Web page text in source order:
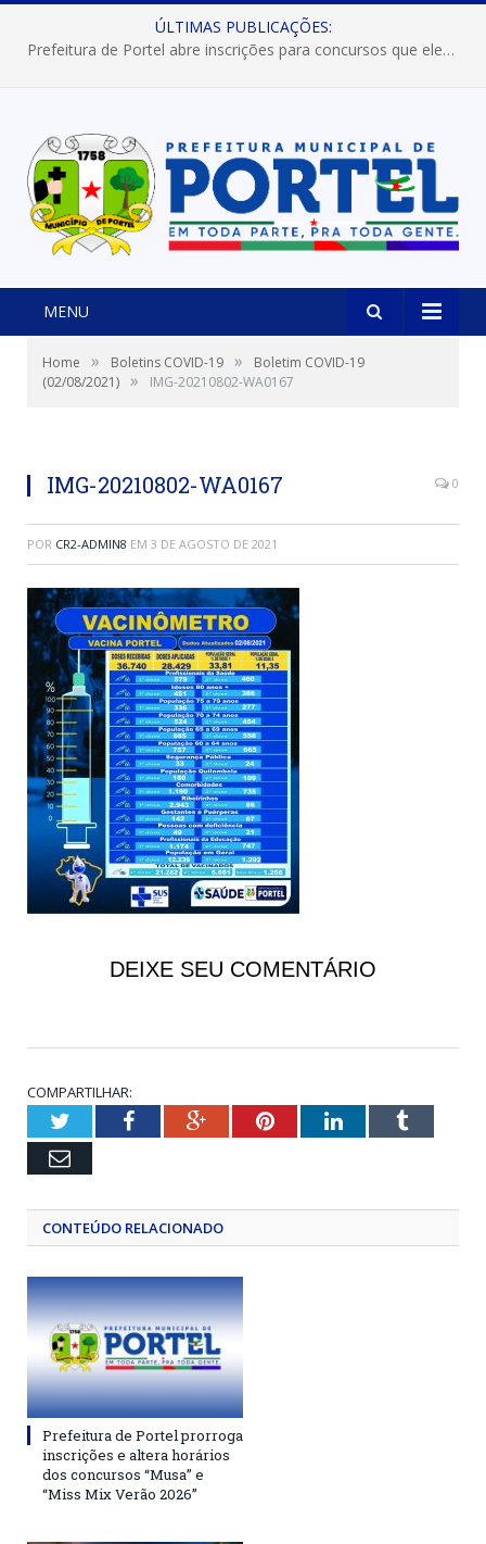
ÚLTIMAS PUBLICAÇÕES:
Prefeitura de Portel abre inscrições para concursos que elegerão os destaques do Verão 2026
MENU
Home » Boletins COVID-19 »
Boletim COVID-19
(02/08/2021) » IMG-20210802-WA0167
IMG-20210802-WA0167 0
POR CR2-ADMIN8 EM 3 DE AGOSTO DE 2021
DEIXE SEU COMENTÁRIO
COMPARTILHAR:
TwitterFacebookGoogle+PinterestLinkedInTumblr
Email
CONTEÚDO RELACIONADO
Prefeitura de Portel prorroga
inscrições e altera horários
dos concursos “Musa” e
“Miss Mix Verão 2026”